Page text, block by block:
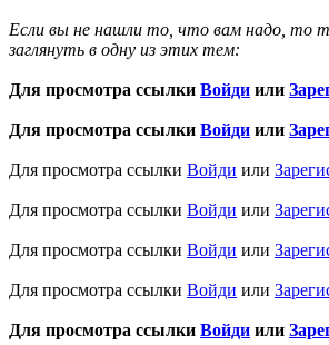
Если вы не нашли то, что вам надо, то
заглянуть в одну из этих тем:
Для просмотра ссылки Войди или
Для просмотра ссылки Войди или
Для просмотра ссылки Войди или
Для просмотра ссылки Войди или
Для просмотра ссылки Войди или
Для просмотра ссылки Войди или
Для просмотра ссылки Войди или